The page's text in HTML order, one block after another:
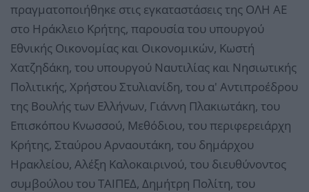
πραγματοποιήθηκε στις εγκαταστάσεις της ΟΛΗ ΑΕ
στο Ηράκλειο Κρήτης, παρουσία του υπουργού
Εθνικής Οικονομίας και Οικονομικών, Κωστή
Χατζηδάκη, του υπουργού Ναυτιλίας και Νησιωτικής
Πολιτικής, Χρήστου Στυλιανίδη, του α' Αντιπροέδρου
της Βουλής των Ελλήνων, Γιάννη Πλακιωτάκη, του
Επισκόπου Κνωσσού, Μεθόδιου, του περιφερειάρχη
Κρήτης, Σταύρου Αρναουτάκη, του δημάρχου
Ηρακλείου, Αλέξη Καλοκαιρινού, του διευθύνοντος
συμβούλου του ΤΑΙΠΕΔ, Δημήτρη Πολίτη, του